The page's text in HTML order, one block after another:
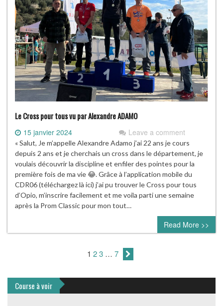
Le Cross pour tous vu par Alexandre ADAMO
15 janvier 2024 Leave a comment
« Salut, Je m’appelle Alexandre Adamo j’ai 22 ans je cours
depuis 2 ans et je cherchais un cross dans le département, je
voulais découvrir la discipline et enfiler des pointes pour la
première fois de ma vie 😂. Grâce à l’application mobile du
CDR06 (téléchargez là ici) j’ai pu trouver le Cross pour tous
d’Opio, m’inscrire facilement et me voila parti une semaine
après la Prom Classic pour mon tout…
Read More >>
1 23 … 7
Course à voir